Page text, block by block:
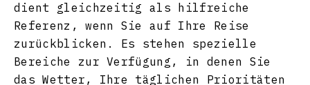
dient gleichzeitig als hilfreiche
Referenz, wenn Sie auf Ihre Reise
zurückblicken. Es stehen spezielle
Bereiche zur Verfügung, in denen Sie
das Wetter, Ihre täglichen Prioritäten